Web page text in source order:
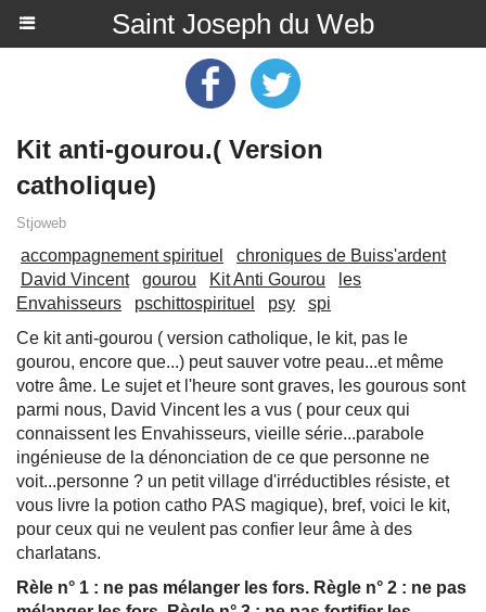
Saint Joseph du Web
Kit anti-gourou.( Version
catholique)
Stjoweb
accompagnement spirituel
chroniques de Buiss'ardent
David Vincent
gourou Kit Anti Gourou
les
Envahisseurs
pschittospirituel psy
spi
Ce kit anti-gourou ( version catholique, le kit, pas le
gourou, encore que...) peut sauver votre peau...et même
votre âme. Le sujet et l'heure sont graves, les gourous sont
parmi nous, David Vincent les a vus ( pour ceux qui
connaissent les Envahisseurs, vieille série...parabole
ingénieuse de la dénonciation de ce que personne ne
voit...personne ? un petit village d'irréductibles résiste, et
vous livre la potion catho PAS magique), bref, voici le kit,
pour ceux qui ne veulent pas confier leur âme à des
charlatans.
Rèle n° 1 : ne pas mélanger les fors. Règle n° 2 : ne pas